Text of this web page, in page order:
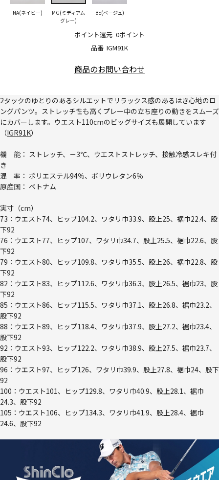
品番 IGM91K
ポイント還元 0ポイント
NA(ネイビー)
MG(ミディアム
グレー)
BE(ベージュ)
商品のお問い合わせ
2タックのゆとりのあるシルエットでリラックス感のあるはき心地のロ
ングパンツ。ストレッチ性も高くプレー中の立ち座りの動きをスムーズ
にカバーします。ウエスト110cmのビッグサイズも展開しています
（IGR91K）
機 能： ストレッチ、－3℃、ウエストストレッチ、接触冷感スレキ付
き
混 率： ポリエステル94％、ポリウレタン6％
原産国： ベトナム
実寸（cm）
73：ウエスト74、ヒップ104.2、ワタリ巾33.9、股上25、裾巾22.4、股
下92
76：ウエスト77、ヒップ107、ワタリ巾34.7、股上25.5、裾巾22.6、股
下92
79：ウエスト80、ヒップ109.8、ワタリ巾35.5、股上26、裾巾22.8、股
下92
82：ウエスト83、ヒップ112.6、ワタリ巾36.3、股上26.5、裾巾23、股
下92
85：ウエスト86、ヒップ115.5、ワタリ巾37.1、股上26.8、裾巾23.2、
股下92
88：ウエスト89、ヒップ118.4、ワタリ巾37.9、股上27.2、裾巾23.4、
股下92
92：ウエスト93、ヒップ122.2、ワタリ巾38.9、股上27.5、裾巾23.7、
股下92
96：ウエスト97、ヒップ126、ワタリ巾39.9、股上27.8、裾巾24、股下
92
100：ウエスト101、ヒップ129.8、ワタリ巾40.9、股上28.1、裾巾
24.3、股下92
105：ウエスト106、ヒップ134.3、ワタリ巾41.9、股上28.4、裾巾
24.6、股下92